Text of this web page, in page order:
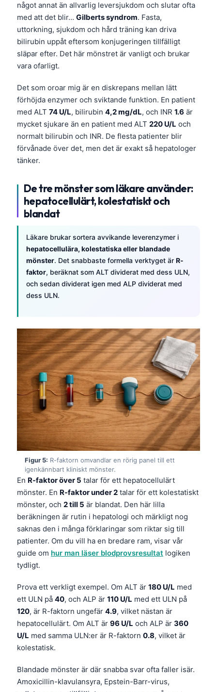
något annat än allvarlig leversjukdom och slutar ofta
med att det blir… Gilberts syndrom. Fasta,
uttorkning, sjukdom och hård träning kan driva
bilirubin uppåt eftersom konjugeringen tillfälligt
släpar efter. Det här mönstret är vanligt och brukar
vara ofarligt.
Det som oroar mig är en diskrepans mellan lätt
förhöjda enzymer och sviktande funktion. En patient
med ALT 74 U/L, bilirubin 4,2 mg/dL, och INR 1.6 är
mycket sjukare än en patient med ALT 220 U/L och
normalt bilirubin och INR. De flesta patienter blir
förvånade över det, men det är exakt så hepatologer
tänker.
De tre mönster som läkare använder:
hepatocellulärt, kolestatiskt och
blandat
Läkare brukar sortera avvikande leverenzymer i
hepatocellulära, kolestatiska eller blandade
mönster. Det snabbaste formella verktyget är R-
faktor, beräknat som ALT dividerat med dess ULN,
och sedan dividerat igen med ALP dividerat med
dess ULN.
Figur 5: R-faktorn omvandlar en rörig panel till ett
igenkännbart kliniskt mönster.
En R-faktor över 5 talar för ett hepatocellulärt
mönster. En R-faktor under 2 talar för ett kolestatiskt
mönster, och 2 till 5 är blandat. Den här lilla
beräkningen är rutin i hepatologi och märkligt nog
saknas den i många förklaringar som riktar sig till
patienter. Om du vill ha en bredare ram, visar vår
guide om hur man läser blodprovsresultat logiken
tydligt.
Prova ett verkligt exempel. Om ALT är 180 U/L med
ett ULN på 40, och ALP är 110 U/L med ett ULN på
120, är R-faktorn ungefär 4.9, vilket nästan är
hepatocellulärt. Om ALT är 96 U/L och ALP är 360
U/L med samma ULN:er är R-faktorn 0.8, vilket är
kolestatisk.
Blandade mönster är där snabba svar ofta faller isär.
Amoxicillin-klavulansyra, Epstein-Barr-virus,
Македонски јазик
Euskara
Gàidhlig
Occitan
العربية المغربية
Afrikaans
Монгол
Basa Jawa
Cebuano
ئۇيغۇرچە
Кыргызча
Татар теле
Беларуская мова
Esperanto
Frysk
Ślōnskŏ gŏdka
Norsk bokmål